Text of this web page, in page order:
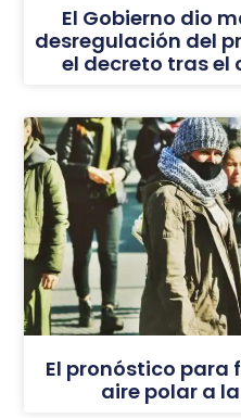
El Gobierno dio
desregulación del
el decreto tras
El pronóstico para
aire polar a